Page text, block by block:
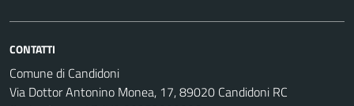
CONTATTI
Comune di Candidoni
Via Dottor Antonino Monea, 17, 89020 Candidoni RC